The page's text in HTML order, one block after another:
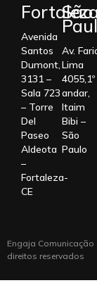
Avenida
Santos
Dumont,
3131 –
Sala 723
– Torre
Del
Paseo
Aldeota
–
Fortaleza-
CE
São
Av.
Lima
4055,1º
andar,
Itaim
Bibi –
São
Paulo
Engaja
direitos reservados